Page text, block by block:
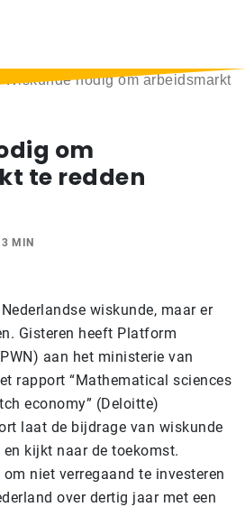
Wiskunde nodig om arbeidsmarkt
om
te redden
3 MIN
wiskunde, maar er
Gisteren heeft Platform
aan het ministerie van
rapport “Mathematical sciences
economy” (Deloitte)
laat de bijdrage van wiskunde
kijkt naar de toekomst.
niet verregaand te investeren
over dertig jaar met een